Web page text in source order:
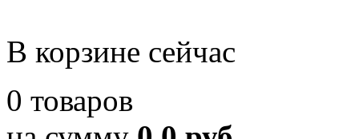
В корзине сейчас
0 товаров